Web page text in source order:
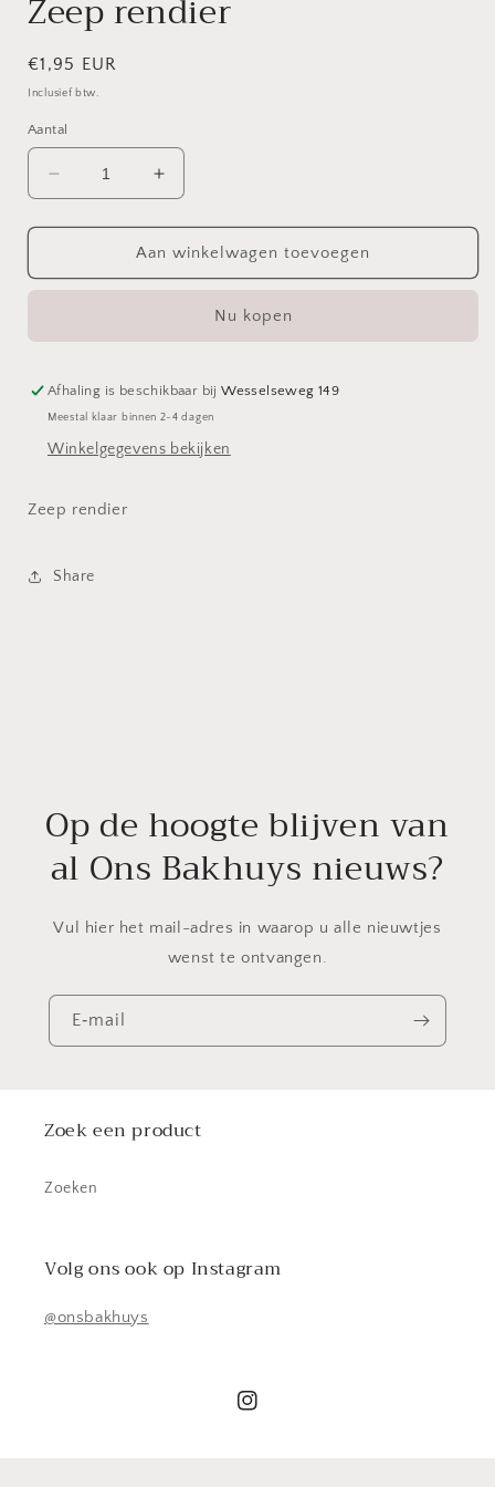
Zeep rendier
Normale
prijs
€1,95 EUR
Inclusief btw.
Aantal
Aantal
verlagen
voor
rendier
Aantal
verhogen
voor
Zeep
rendier
Aan winkelwagen toevoegen
Nu kopen
Afhaling is beschikbaar bijWesselseweg 149
Meestal klaar binnen 2-4 dagen
Winkelgegevens bekijken
Zeep rendier
Share
Op de hoogte blijven van
al Ons Bakhuys nieuws?
Vul hier het mail-adres in waarop u alle nieuwtjes
wenst te ontvangen.
E‑mail
Zoek een product
Zoeken
Volg ons ook op Instagram
@onsbakhuys
Instagram